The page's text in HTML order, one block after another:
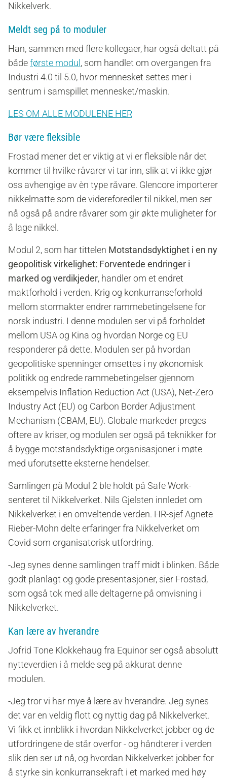
Nikkelverk.
Meldt seg på to moduler
Han, sammen med flere kollegaer, har også deltatt på
bådeførste modul , som handlet om overgangen fra
Industri 4.0 til 5.0, hvor mennesket settes mer i
sentrum i samspillet mennesket/maskin.
LES OM ALLE MODULENE HER
Bør være fleksible
Frostad mener det er viktig at vi er fleksible når det
kommer til hvilke råvarer vi tar inn, slik at vi ikke gjør
oss avhengige av èn type råvare. Glencore importerer
nikkelmatte som de videreforedler til nikkel, men ser
nå også på andre råvarer som gir økte muligheter for
å lage nikkel.
Modul 2, som har tittelen Motstandsdyktighet i en ny
geopolitisk virkelighet: Forventede endringer i
marked og verdikjeder, handler om et endret
maktforhold i verden. Krig og konkurranseforhold
mellom stormakter endrer rammebetingelsene for
norsk industri. I denne modulen ser vi på forholdet
mellom USA og Kina og hvordan Norge og EU
responderer på dette. Modulen ser på hvordan
geopolitiske spenninger omsettes i ny økonomisk
politikk og endrede rammebetingelser gjennom
eksempelvis Inflation Reduction Act (USA), Net-Zero
Industry Act (EU) og Carbon Border Adjustment
Mechanism (CBAM, EU). Globale markeder preges
oftere av kriser, og modulen ser også på teknikker for
å bygge motstandsdyktige organisasjoner i møte
med uforutsette eksterne hendelser.
Samlingen på Modul 2 ble holdt på Safe Work-
senteret til Nikkelverket. Nils Gjelsten innledet om
Nikkelverket i en omveltende verden. HR-sjef Agnete
Rieber-Mohn delte erfaringer fra Nikkelverket om
Covid som organisatorisk utfordring.
-Jeg synes denne samlingen traff midt i blinken. Både
godt planlagt og gode presentasjoner, sier Frostad,
som også tok med alle deltagerne på omvisning i
Nikkelverket.
Kan lære av hverandre
Jofrid Tone Klokkehaug fra Equinor ser også absolutt
nytteverdien i å melde seg på akkurat denne
modulen.
-Jeg tror vi har mye å lære av hverandre. Jeg synes
det var en veldig flott og nyttig dag på Nikkelverket.
Vi fikk et innblikk i hvordan Nikkelverket jobber og de
utfordringene de står overfor - og håndterer i verden
slik den ser ut nå, og hvordan Nikkelverket jobber for
å styrke sin konkurransekraft i et marked med høy